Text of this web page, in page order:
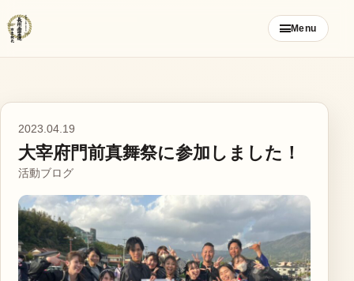
ン
テ
Menu
お知らせ
ブログ
メンバー募集
2023.04.19
大宰府門前真舞祭に参加しました！
活動ブログ